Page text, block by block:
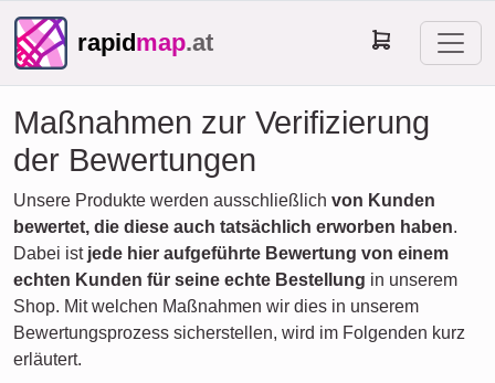
rapidmap.at
Maßnahmen zur Verifizierung
der Bewertungen
Unsere Produkte werden ausschließlich von Kunden
bewertet, die diese auch tatsächlich erworben haben.
Dabei ist jede hier aufgeführte Bewertung von einem
echten Kunden für seine echte Bestellung in unserem
Shop. Mit welchen Maßnahmen wir dies in unserem
Bewertungsprozess sicherstellen, wird im Folgenden kurz
erläutert.